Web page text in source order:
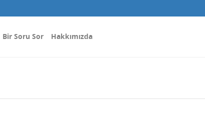
Bir Soru Sor Hakkımızda